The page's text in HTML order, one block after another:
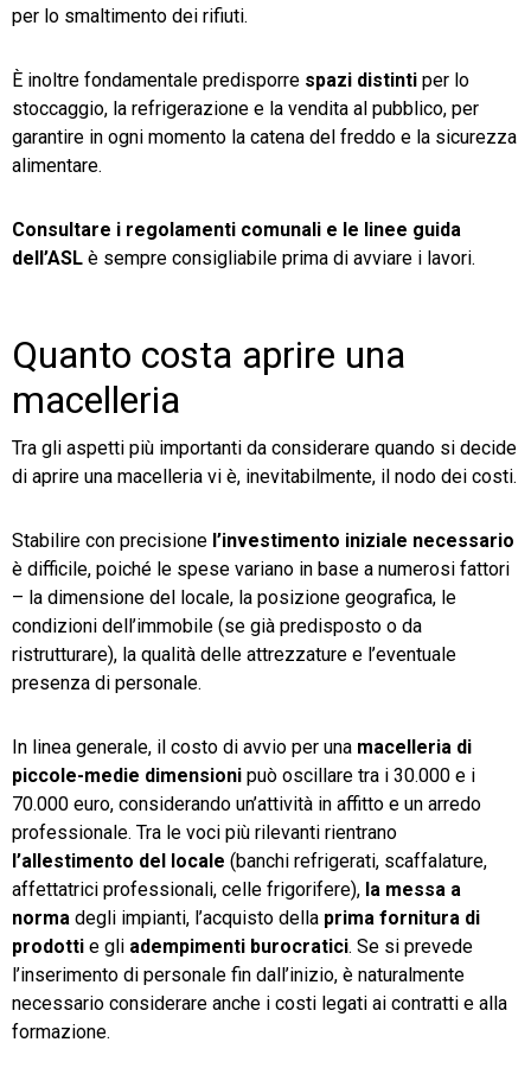
per lo smaltimento dei rifiuti.
È inoltre fondamentale predisporre spazi distinti per lo
stoccaggio, la refrigerazione e la vendita al pubblico, per
garantire in ogni momento la catena del freddo e la sicurezza
alimentare.
Consultare i regolamenti comunali e le linee guida
dell’ASL è sempre consigliabile prima di avviare i lavori.
Quanto costa aprire una
macelleria
Tra gli aspetti più importanti da considerare quando si decide
di aprire una macelleria vi è, inevitabilmente, il nodo dei costi.
Stabilire con precisione l’investimento iniziale necessario
è difficile, poiché le spese variano in base a numerosi fattori
– la dimensione del locale, la posizione geografica, le
condizioni dell’immobile (se già predisposto o da
ristrutturare), la qualità delle attrezzature e l’eventuale
presenza di personale.
In linea generale, il costo di avvio per una macelleria di
piccole-medie dimensioni può oscillare tra i 30.000 e i
70.000 euro, considerando un’attività in affitto e un arredo
professionale. Tra le voci più rilevanti rientrano
l’allestimento del locale (banchi refrigerati, scaffalature,
affettatrici professionali, celle frigorifere), la messa a
norma degli impianti, l’acquisto della prima fornitura di
prodotti e gli adempimenti burocratici. Se si prevede
l’inserimento di personale fin dall’inizio, è naturalmente
necessario considerare anche i costi legati ai contratti e alla
formazione.